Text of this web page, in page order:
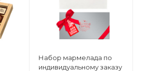
Набор мармелада по
индивидуальному заказу